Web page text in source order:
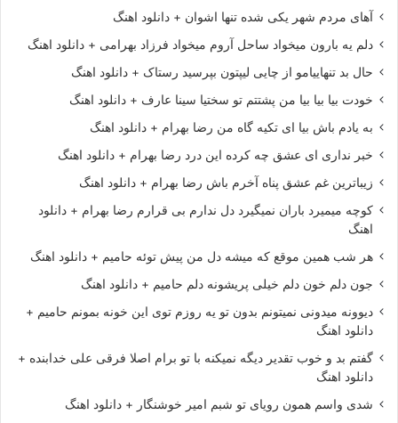
آهای مردم شهر یکی شده تنها اشوان + دانلود اهنگ
دلم یه بارون میخواد ساحل آروم میخواد فرزاد بهرامی + دانلود اهنگ
حال بد تنهاییامو از چایی لیپتون بپرسید رستاک + دانلود اهنگ
خودت بیا بیا بیا من پشتتم تو سختیا سینا عارف + دانلود اهنگ
به یادم باش بیا ای تکیه گاه من رضا بهرام + دانلود اهنگ
خبر نداری ای عشق چه کرده این درد رضا بهرام + دانلود اهنگ
زیباترین غم عشق پناه آخرم باش رضا بهرام + دانلود اهنگ
کوچه میمیرد باران نمیگیرد دل ندارم بی قرارم رضا بهرام + دانلود
اهنگ
هر شب همین موقع که میشه دل من پیش توئه حامیم + دانلود اهنگ
جون دلم خون دلم خیلی پریشونه دلم حامیم + دانلود اهنگ
دیوونه میدونی نمیتونم بدون تو یه روزم توی این خونه بمونم حامیم +
دانلود اهنگ
گفتم بد و خوب تقدیر دیگه نمیکنه با تو برام اصلا فرقی علی خدابنده +
دانلود اهنگ
شدی واسم همون رویای تو شبم امیر خوشنگار + دانلود اهنگ